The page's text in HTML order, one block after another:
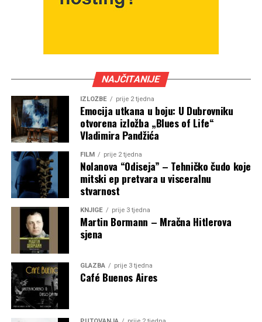
NAJČITANIJE
IZLOŽBE prije 2 tjedna
Emocija utkana u boju: U Dubrovniku
otvorena izložba „Blues of Life“
Vladimira Pandžića
FILM prije 2 tjedna
Nolanova “Odiseja” – Tehničko čudo koje
mitski ep pretvara u visceralnu
stvarnost
KNJIGE prije 3 tjedna
Martin Bormann – Mračna Hitlerova
sjena
GLAZBA prije 3 tjedna
Café Buenos Aires